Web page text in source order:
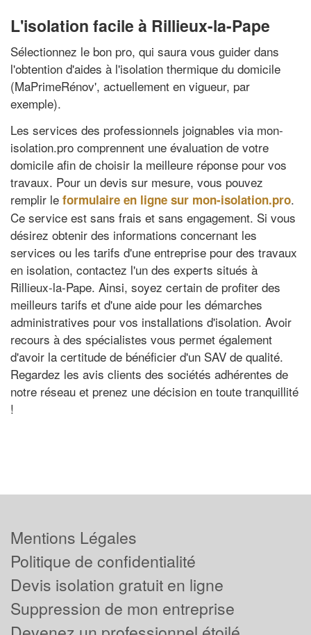
L'isolation facile à Rillieux-la-Pape
Sélectionnez le bon pro, qui saura vous guider dans
l'obtention d'aides à l'isolation thermique du domicile
(MaPrimeRénov', actuellement en vigueur, par
exemple).
Les services des professionnels joignables via mon-
isolation.pro comprennent une évaluation de votre
domicile afin de choisir la meilleure réponse pour vos
travaux. Pour un devis sur mesure, vous pouvez
remplir le formulaire en ligne sur mon-isolation.pro.
Ce service est sans frais et sans engagement. Si vous
désirez obtenir des informations concernant les
services ou les tarifs d'une entreprise pour des travaux
en isolation, contactez l'un des experts situés à
Rillieux-la-Pape. Ainsi, soyez certain de profiter des
meilleurs tarifs et d'une aide pour les démarches
administratives pour vos installations d'isolation. Avoir
recours à des spécialistes vous permet également
d'avoir la certitude de bénéficier d'un SAV de qualité.
Regardez les avis clients des sociétés adhérentes de
notre réseau et prenez une décision en toute tranquillité
!
Mentions Légales
Politique de confidentialité
Devis isolation gratuit en ligne
Suppression de mon entreprise